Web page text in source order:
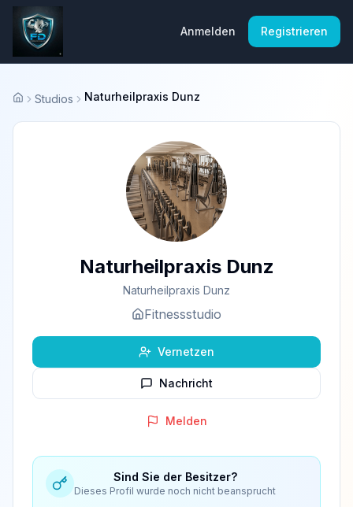
Anmelden Registrieren
Startseite
Studios Naturheilpraxis Dunz
Naturheilpraxis Dunz
Naturheilpraxis Dunz
Fitnessstudio
Vernetzen
Nachricht
Melden
Sind Sie der Besitzer?
Dieses Profil wurde noch nicht beansprucht